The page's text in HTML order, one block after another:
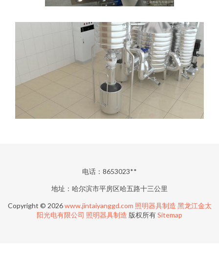
电话：8653023**
地址：哈尔滨市平房区哈五路十三公里
Copyright © 2026www.jintaiyanggd.com 照明器具制造 黑龙江金太
阳光电有限公司 照明器具制造 版权所有Sitemap